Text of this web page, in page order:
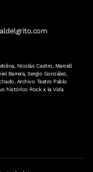
Nicolás Castro, Marcell
Barrera, Sergio González,
Archivo Teatro Pablo
histórico Rock x la Vida